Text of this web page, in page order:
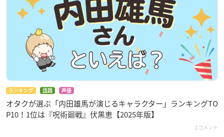
ランキング 話題 声優
オタクが選ぶ「内田雄馬が演じるキャラクター」ランキングTO
P10！1位は『呪術廻戦』伏黒恵【2025年版】
1コメント